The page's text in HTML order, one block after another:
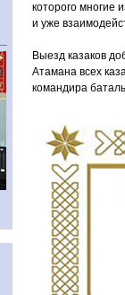
которого многие
и уже
Выезд казаков
Атамана всех
командира